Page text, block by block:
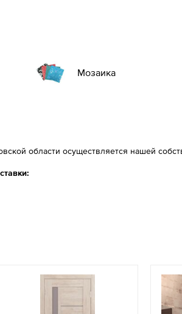
Мозаика
области осуществляется нашей